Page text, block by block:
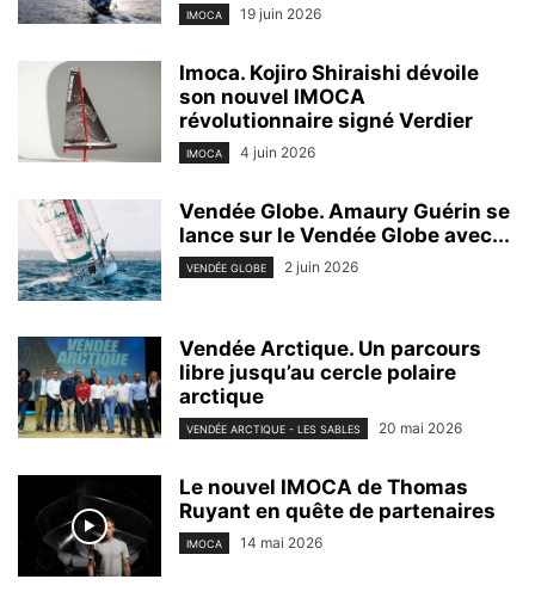
IMOCA 19 juin 2026
Imoca. Kojiro Shiraishi dévoile
son nouvel IMOCA
révolutionnaire signé Verdier
IMOCA 4 juin 2026
Vendée Globe. Amaury Guérin se
lance sur le Vendée Globe avec...
VENDÉE GLOBE 2 juin 2026
Vendée Arctique. Un parcours
libre jusqu’au cercle polaire
arctique
VENDÉE ARCTIQUE - LES SABLES 20 mai 2026
Le nouvel IMOCA de Thomas
Ruyant en quête de partenaires
IMOCA 14 mai 2026